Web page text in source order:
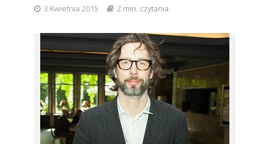
3 Kwietnia 2015 2 min. czytania